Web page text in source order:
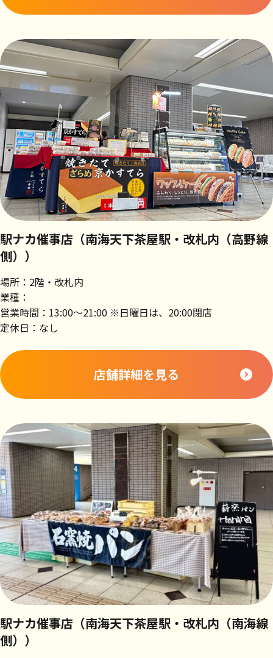
駅ナカ催事店（南海天下茶屋駅・改札内（高野線
側））
場所：2階・改札内
業種：
営業時間：13:00～21:00 ※日曜日は、20:00閉店
定休日：なし
店舗詳細を見る
駅ナカ催事店（南海天下茶屋駅・改札内（南海線
側））